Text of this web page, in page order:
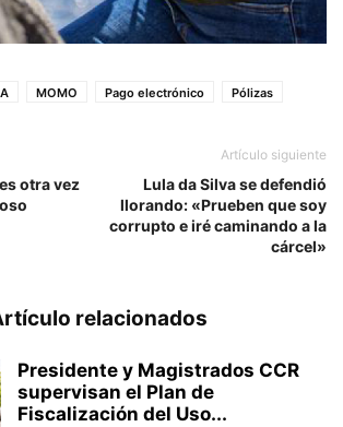
MOMO Pago electrónico Pólizas
otra vez
Artículo siguiente
Lula da Silva se defendió
llorando: «Prueben que soy
corrupto e iré caminando a la
cárcel»
relacionados
Presidente y Magistrados CCR
supervisan el Plan de
Fiscalización del Uso...